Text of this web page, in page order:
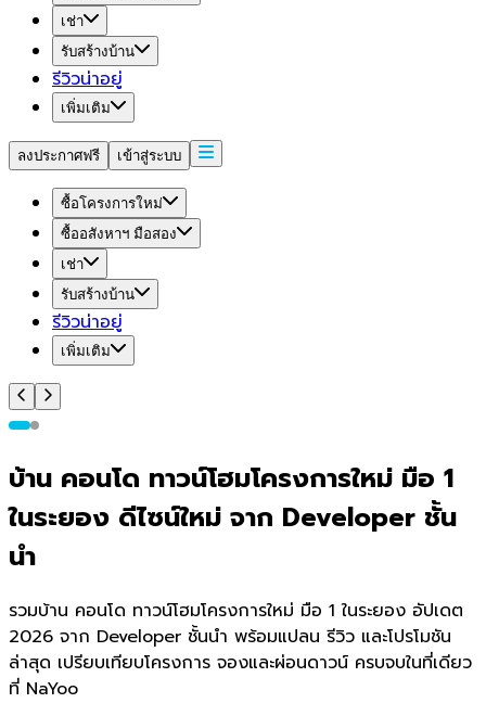
เช่า
รับสร้างบ้าน
รีวิวน่าอยู่
เพิ่มเติม
ลงประกาศฟรี เข้าสู่ระบบ
ซื้อโครงการใหม่
ซื้ออสังหาฯ มือสอง
เช่า
รับสร้างบ้าน
รีวิวน่าอยู่
เพิ่มเติม
บ้าน คอนโด ทาวน์โฮมโครงการใหม่ มือ 1
ในระยอง ดีไซน์ใหม่ จาก Developer ชั้น
นำ
รวมบ้าน คอนโด ทาวน์โฮมโครงการใหม่ มือ 1 ในระยอง อัปเดต
2026 จาก Developer ชั้นนำ พร้อมแปลน รีวิว และโปรโมชัน
ล่าสุด เปรียบเทียบโครงการ จองและผ่อนดาวน์ ครบจบในที่เดียว
ที่ NaYoo